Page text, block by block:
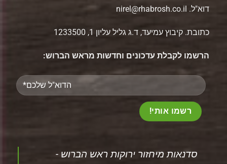
דוא"ל. nirel@rhabrosh.co.il
כתובת. קיבוץ עמיעד, ד.ג גליל עליון 1, 1233500
הרשמו לקבלת עדכונים וחדשות מראש הברוש:
Please
leave
empty.
‏סדנאות מיחזור ירוקות ראש הברוש -